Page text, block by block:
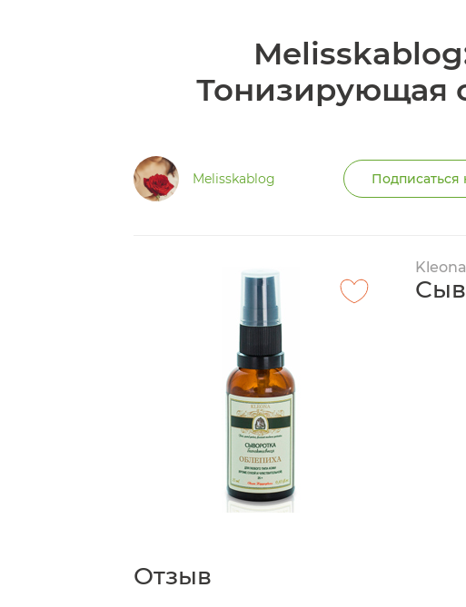
Тонизирующая
Melisskablog Подписаться
Kleona
Отзыв